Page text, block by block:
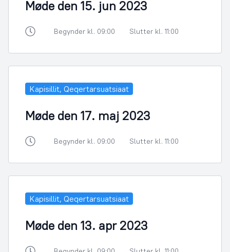
Møde den 15. jun 2023
Begynder kl. 09:00 Slutter kl. 11:00
Kapisillit, Qeqertarsuatsiaat
Møde den 17. maj 2023
Begynder kl. 09:00 Slutter kl. 11:00
Kapisillit, Qeqertarsuatsiaat
Møde den 13. apr 2023